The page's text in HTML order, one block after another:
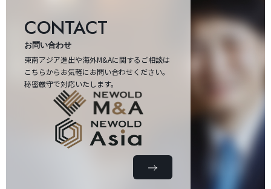
CONTACT
お問い合わせ
東南アジア進出や海外M&Aに関するご相談は
こちらからお気軽にお問い合わせください。
秘密厳守で対応いたします。